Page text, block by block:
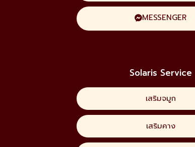
MESSENGER
Solaris Service
เสริมจมูก
เสริมคาง